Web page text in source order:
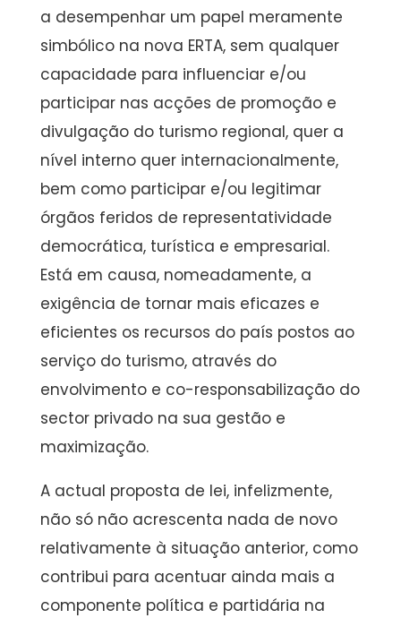
a desempenhar um papel meramente
simbólico na nova ERTA, sem qualquer
capacidade para influenciar e/ou
participar nas acções de promoção e
divulgação do turismo regional, quer a
nível interno quer internacionalmente,
bem como participar e/ou legitimar
órgãos feridos de representatividade
democrática, turística e empresarial.
Está em causa, nomeadamente, a
exigência de tornar mais eficazes e
eficientes os recursos do país postos ao
serviço do turismo, através do
envolvimento e co-responsabilização do
sector privado na sua gestão e
maximização.
A actual proposta de lei, infelizmente,
não só não acrescenta nada de novo
relativamente à situação anterior, como
contribui para acentuar ainda mais a
componente política e partidária na